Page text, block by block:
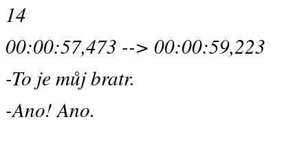
14
00:00:57,473 --> 00:00:59,223
-To je můj bratr.
-Ano! Ano.